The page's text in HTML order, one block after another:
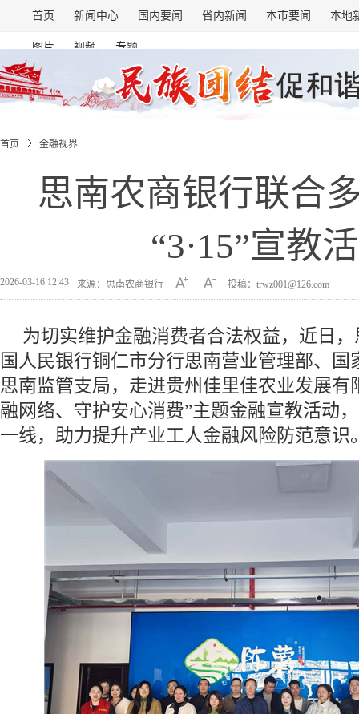
首页 新闻中心 国内要闻 省内新闻 本市要闻 本地
图片 视频 专题
首页 金融视界
思南农商银行联合
“3·15”宣教
2026-03-16 12:43 来源：思南农商银行 投稿：trwz001@126.com
为切实维护金融消费者合法权益，近日
国人民银行铜仁市分行思南营业管理部、国
思南监管支局，走进贵州佳里佳农业发展有
融网络、守护安心消费”主题金融宣教活动
一线，助力提升产业工人金融风险防范意识